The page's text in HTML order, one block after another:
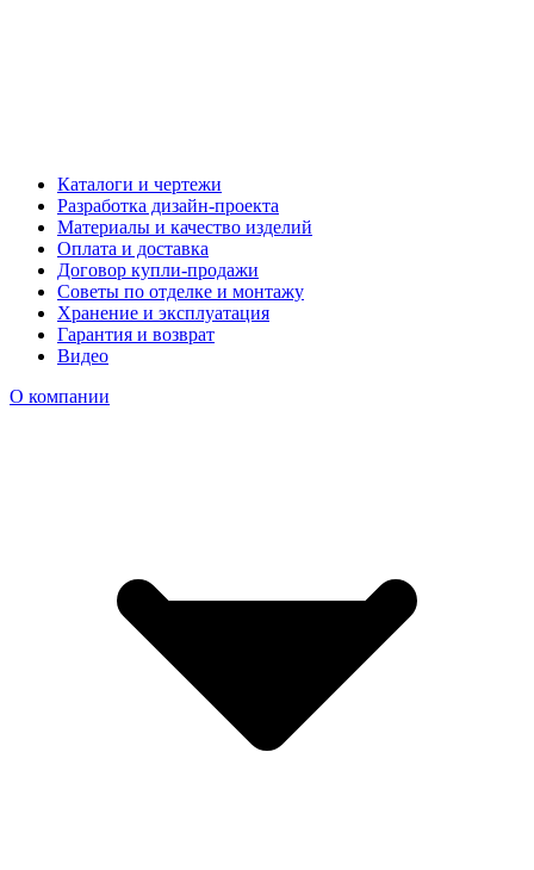
Каталоги и чертежи
Разработка дизайн-проекта
Материалы и качество изделий
Оплата и доставка
Договор купли-продажи
Советы по отделке и монтажу
Хранение и эксплуатация
Гарантия и возврат
Видео
О компании